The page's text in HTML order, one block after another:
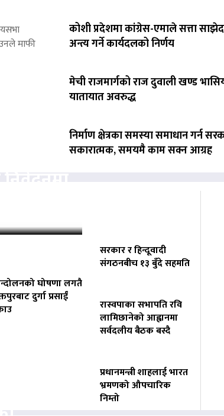
माफी
कोशी प्रदेशमा कांग्रेस-एमाले सत्ता
अन्त्य गर्ने कार्यदलको निर्णय
मेची राजमार्गको राज दुवाली खण्ड
यातायात अवरुद्ध
निर्माण क्षेत्रका समस्या समाधान गर्न
सकारात्मक, समयमै काम सक्न आग्रह
घोषणा लगतै
दुर्गा प्रसाईं
सरकार र हिन्दूवादी
संगठनबीच १३ बुँदे सहमति
रास्वपाका सभापति रवि
लामिछानेको आह्वानमा
सर्वदलीय बैठक बस्दै
प्रधानमन्त्री शाहलाई भारत
भ्रमणको औपचारिक
निम्तो